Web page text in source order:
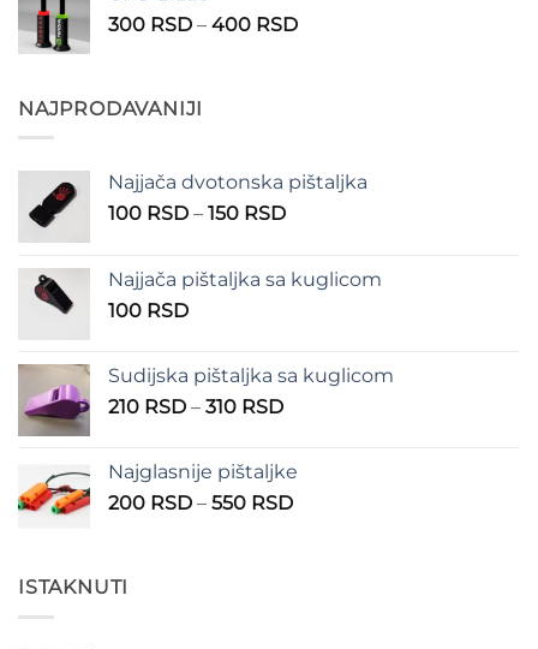
do
300 RSD – 400 RSDRaspon
NAJPRODAVANIJI
Najjača dvotonska pištaljka
100 RSD – 150 RSDRaspon
100 RSD
Najjača pištaljka sa kuglicom
100 RSD
Sudijska pištaljka sa kuglicom
210 RSD – 310 RSDRaspon
210 RSD
do
Najglasnije pištaljke
200 RSD – 550 RSDRaspon
ISTAKNUTI